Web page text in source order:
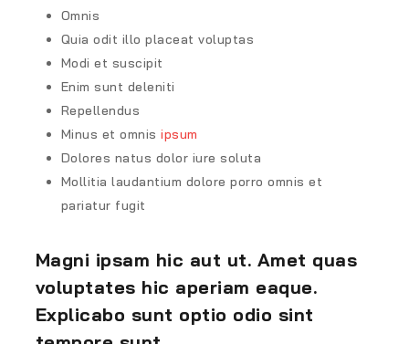
Omnis
Quia odit illo placeat voluptas
Modi et suscipit
Enim sunt deleniti
Repellendus
Minus et omnisipsum
Dolores natus dolor iure soluta
Mollitia laudantium dolore porro omnis et
pariatur fugit
Magni ipsam hic aut ut. Amet quas
voluptates hic aperiam eaque.
Explicabo sunt optio odio sint